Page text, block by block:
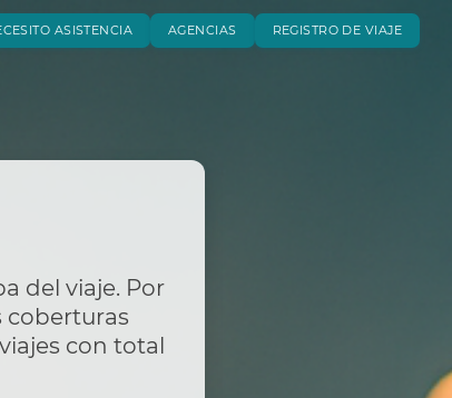
ASISTENCIA AGENCIAS REGISTRO DE VIAJE
del viaje. Por
coberturas
con total